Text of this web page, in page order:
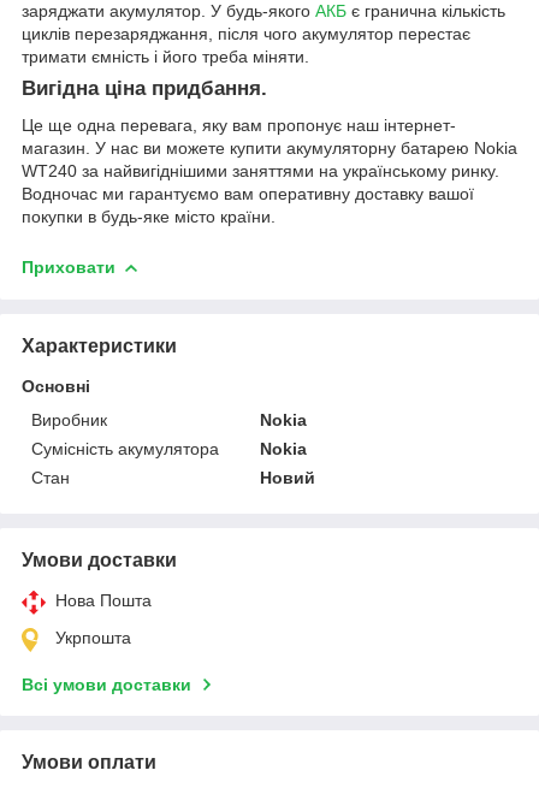
заряджати акумулятор. У будь-якого АКБ є гранична кількість
циклів перезаряджання, після чого акумулятор перестає
тримати ємність і його треба міняти.
Вигідна ціна придбання.
Це ще одна перевага, яку вам пропонує наш інтернет-
магазин. У нас ви можете купити акумуляторну батарею Nokia
WT240 за найвигіднішими заняттями на українському ринку.
Водночас ми гарантуємо вам оперативну доставку вашої
покупки в будь-яке місто країни.
Приховати
Характеристики
Основні
Виробник
Nokia
Сумісність акумулятора
Nokia
Стан
Новий
Умови доставки
Нова Пошта
Укрпошта
Всі умови доставки
Умови оплати